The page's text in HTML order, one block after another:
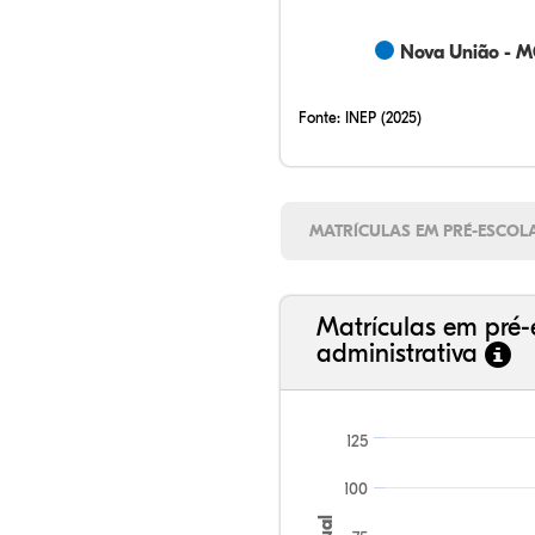
Nova União -
Fonte: INEP (2025)
MATRÍCULAS EM PRÉ-
Matrículas em
administrativa
100
125